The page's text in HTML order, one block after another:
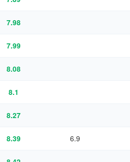
7.98
7.99
8.08
8.1
8.27
8.39 6.9